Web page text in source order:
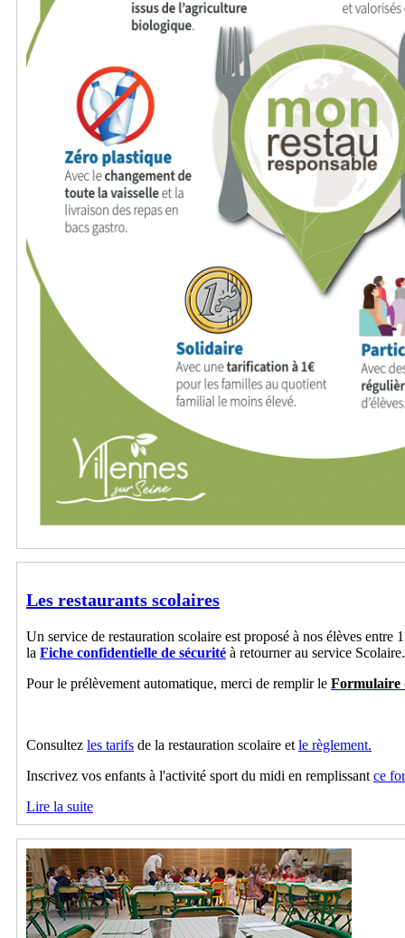
Les restaurants scolaires
Un service de restauration scolaire est proposé à nos élèves
la Fiche confidentielle de sécurité à retourner au service
Pour le prélèvement automatique, merci de remplir le Formulaire
Consultez les tarifs de la restauration scolaire et le règlement.
Inscrivez vos enfants à l'activité sport du midi en remplissant ce
Lire la suite